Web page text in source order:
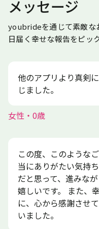
メッセージ
youbrideを通じて素敵な
日届く幸せな報告をピッ
他のアプリより真剣
じました。
女性・0歳
この度、このような
当にありがたい気持
だと思って、進みな
嬉しいです。 また、
に、心から感謝させ
いました。